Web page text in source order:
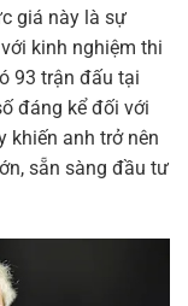
giá này là sự
kinh nghiệm thi
93 trận đấu tại
đáng kể đối với
khiến anh trở nên
sẵn sàng đầu tư